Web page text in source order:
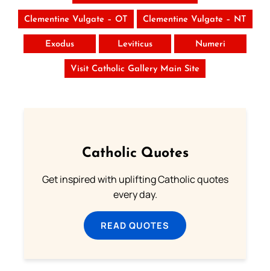
Clementine Vulgate – OT Clementine Vulgate – NT
Exodus Leviticus Numeri
Visit Catholic Gallery Main Site
Catholic Quotes
Get inspired with uplifting Catholic quotes
every day.
READ QUOTES